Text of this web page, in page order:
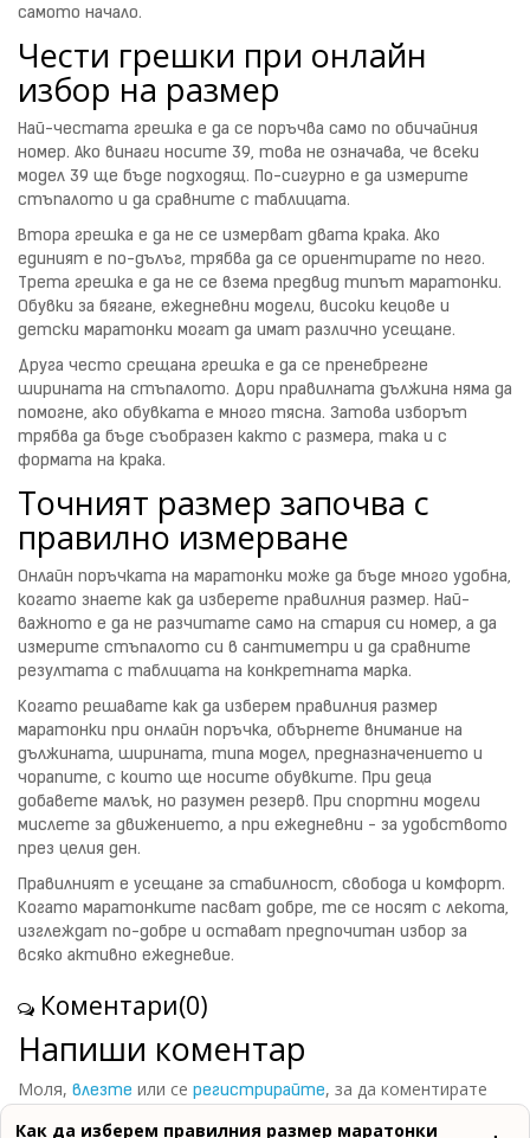
самото начало.
Чести грешки при онлайн
избор на размер
Най-честата грешка е да се поръчва само по обичайния
номер. Ако винаги носите 39, това не означава, че всеки
модел 39 ще бъде подходящ. По-сигурно е да измерите
стъпалото и да сравните с таблицата.
Втора грешка е да не се измерват двата крака. Ако
единият е по-дълъг, трябва да се ориентирате по него.
Трета грешка е да не се взема предвид типът маратонки.
Обувки за бягане, ежедневни модели, високи кецове и
детски маратонки могат да имат различно усещане.
Друга често срещана грешка е да се пренебрегне
ширината на стъпалото. Дори правилната дължина няма да
помогне, ако обувката е много тясна. Затова изборът
трябва да бъде съобразен както с размера, така и с
формата на крака.
Точният размер започва с
правилно измерване
Онлайн поръчката на маратонки може да бъде много удобна,
когато знаете как да изберете правилния размер. Най-
важното е да не разчитате само на стария си номер, а да
измерите стъпалото си в сантиметри и да сравните
резултата с таблицата на конкретната марка.
Когато решавате как да изберем правилния размер
маратонки при онлайн поръчка, обърнете внимание на
дължината, ширината, типа модел, предназначението и
чорапите, с които ще носите обувките. При деца
добавете малък, но разумен резерв. При спортни модели
мислете за движението, а при ежедневни - за удобството
през целия ден.
Правилният е усещане за стабилност, свобода и комфорт.
Когато маратонките пасват добре, те се носят с лекота,
изглеждат по-добре и остават предпочитан избор за
всяко активно ежедневие.
Коментари(0)
Напиши коментар
Моля, влезте или се регистрирайте, за да коментирате
Как да изберем правилния размер маратонки